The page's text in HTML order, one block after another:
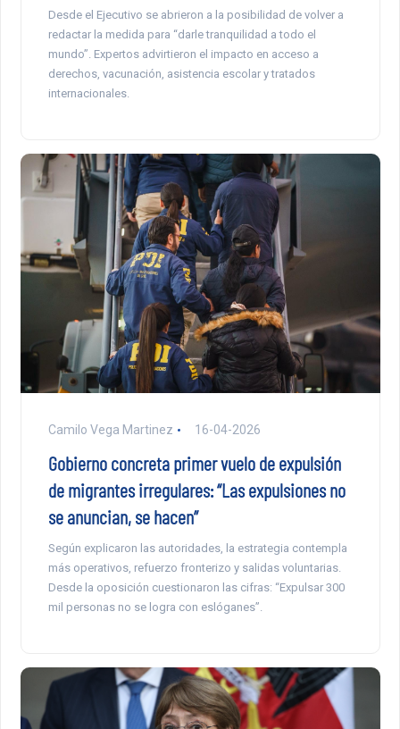
Desde el Ejecutivo se abrieron a la posibilidad de volver a
redactar la medida para “darle tranquilidad a todo el
mundo”. Expertos advirtieron el impacto en acceso a
derechos, vacunación, asistencia escolar y tratados
internacionales.
Camilo Vega Martinez 16-04-2026
Gobierno concreta primer vuelo de expulsión
de migrantes irregulares: “Las expulsiones no
se anuncian, se hacen”
Según explicaron las autoridades, la estrategia contempla
más operativos, refuerzo fronterizo y salidas voluntarias.
Desde la oposición cuestionaron las cifras: “Expulsar 300
mil personas no se logra con eslóganes”.